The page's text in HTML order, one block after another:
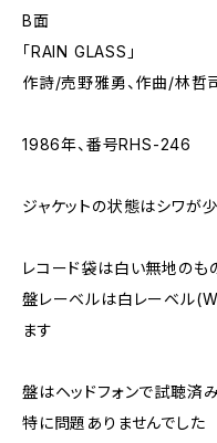
B面
「RAIN GLASS｣
作詩/売野雅勇、作曲/林哲
1986年、番号RHS-246
ジャケットの状態はシワが
レコード袋は白い無地のも
盤レーベルは白レーベル
ます
盤はヘッドフォンで試聴済
特に問題ありませんでした